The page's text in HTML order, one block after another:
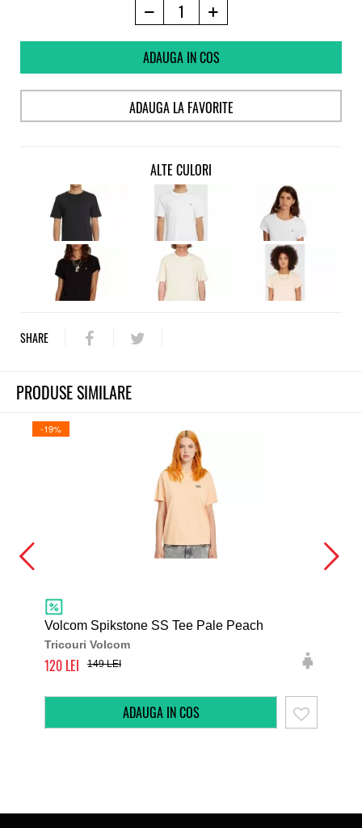
ADAUGA IN COS
ADAUGA LA FAVORITE
ALTE CULORI
SHARE
PRODUSE SIMILARE
-19%
Volcom Spikstone SS Tee Pale Peach
Tricouri Volcom
120 149